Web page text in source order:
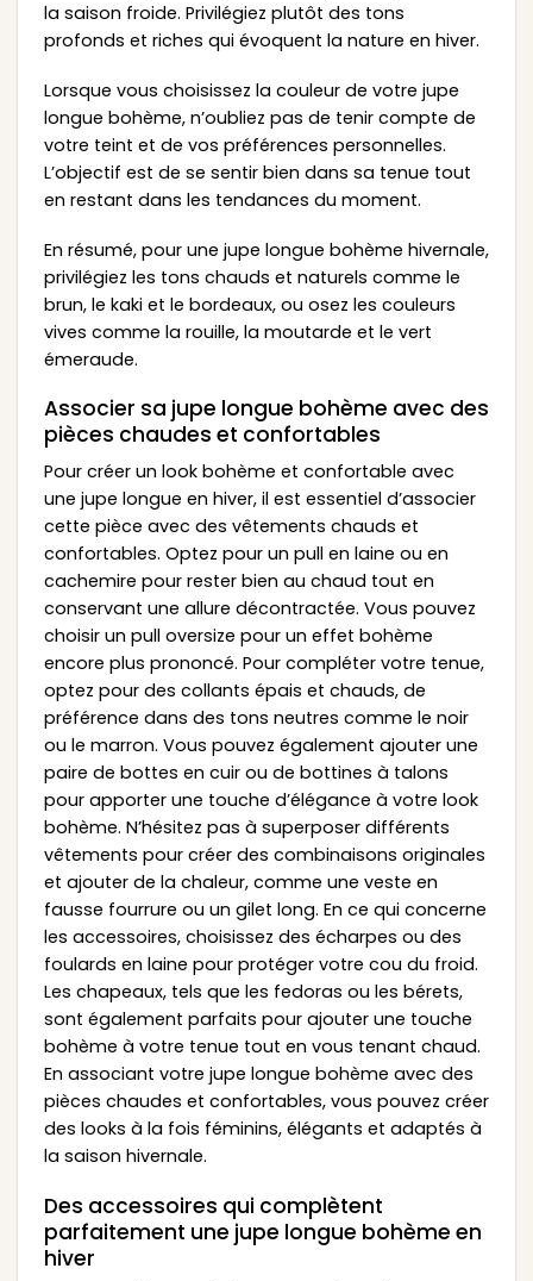
la saison froide. Privilégiez plutôt des tons
profonds et riches qui évoquent la nature en hiver.
Lorsque vous choisissez la couleur de votre jupe
longue bohème, n’oubliez pas de tenir compte de
votre teint et de vos préférences personnelles.
L’objectif est de se sentir bien dans sa tenue tout
en restant dans les tendances du moment.
En résumé, pour une jupe longue bohème hivernale,
privilégiez les tons chauds et naturels comme le
brun, le kaki et le bordeaux, ou osez les couleurs
vives comme la rouille, la moutarde et le vert
émeraude.
Associer sa jupe longue bohème avec des
pièces chaudes et confortables
Pour créer un look bohème et confortable avec
une jupe longue en hiver, il est essentiel d’associer
cette pièce avec des vêtements chauds et
confortables. Optez pour un pull en laine ou en
cachemire pour rester bien au chaud tout en
conservant une allure décontractée. Vous pouvez
choisir un pull oversize pour un effet bohème
encore plus prononcé. Pour compléter votre tenue,
optez pour des collants épais et chauds, de
préférence dans des tons neutres comme le noir
ou le marron. Vous pouvez également ajouter une
paire de bottes en cuir ou de bottines à talons
pour apporter une touche d’élégance à votre look
bohème. N’hésitez pas à superposer différents
vêtements pour créer des combinaisons originales
et ajouter de la chaleur, comme une veste en
fausse fourrure ou un gilet long. En ce qui concerne
les accessoires, choisissez des écharpes ou des
foulards en laine pour protéger votre cou du froid.
Les chapeaux, tels que les fedoras ou les bérets,
sont également parfaits pour ajouter une touche
bohème à votre tenue tout en vous tenant chaud.
En associant votre jupe longue bohème avec des
pièces chaudes et confortables, vous pouvez créer
des looks à la fois féminins, élégants et adaptés à
la saison hivernale.
Des accessoires qui complètent
parfaitement une jupe longue bohème en
hiver